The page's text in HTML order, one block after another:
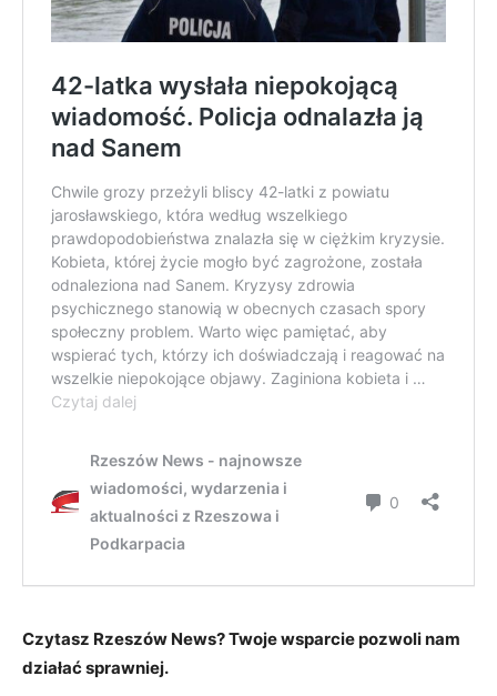
Czytasz Rzeszów News? Twoje wsparcie pozwoli nam
działać sprawniej.